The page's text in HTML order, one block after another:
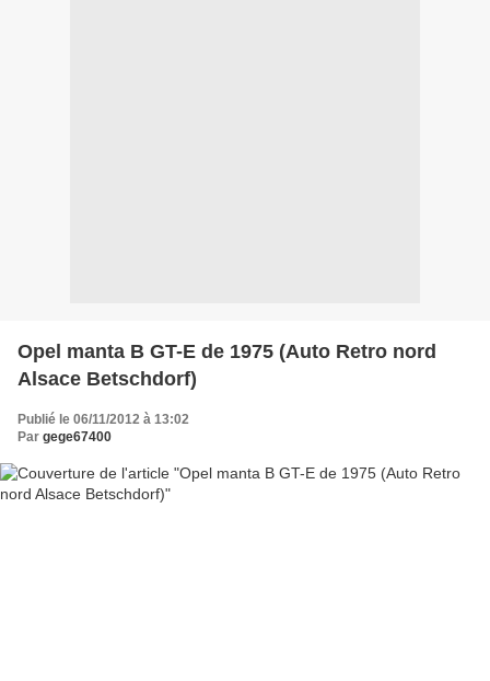
Opel manta B GT-E de 1975 (Auto Retro nord
Alsace Betschdorf)
Publié le 06/11/2012 à 13:02
Par gege67400